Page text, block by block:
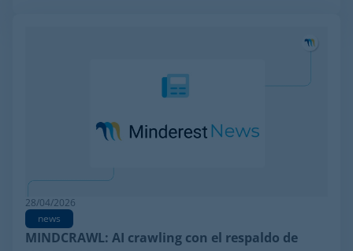
28/04/2026
news
MINDCRAWL: AI crawling con el respaldo de